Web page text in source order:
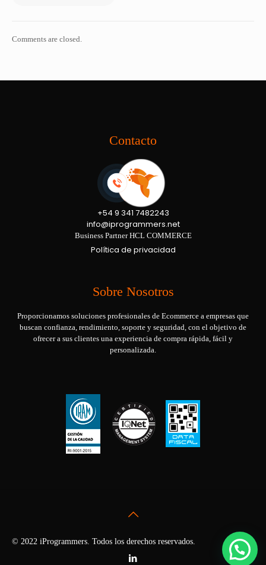
Comments are closed.
Contacto
+54 9 341 7482243
info@iprogrammers.net
Business Partner HCL COMMERCE
Política de privacidad
Sobre Nosotros
Proporcionamos soluciones profesionales de Ecommerce a empresas que
buscan confianza, rendimiento, soporte y seguridad, con el objetivo de
ofrecer a sus clientes una experiencia de compra rápida, fácil y
personalizada.
© 2022 iProgrammers. Todos los derechos reservados.